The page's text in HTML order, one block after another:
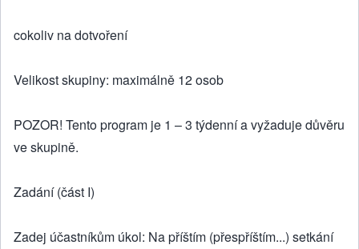
cokoliv na dotvoření
Velikost skupiny: maximálně 12 osob
POZOR! Tento program je 1 – 3 týdenní a vyžaduje důvěru
ve skupině.
Zadání (část I)
Zadej účastníkům úkol: Na příštím (přespříštím...) setkání